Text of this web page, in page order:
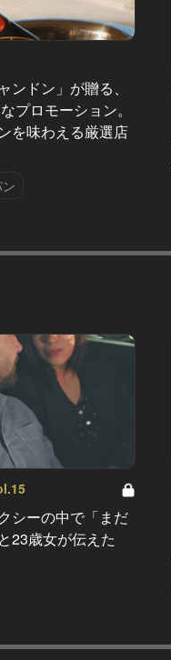
ンドン」が贈る、
プロモーション。
を味わえる厳選店
シーの中で「まだ
23歳女が伝えた